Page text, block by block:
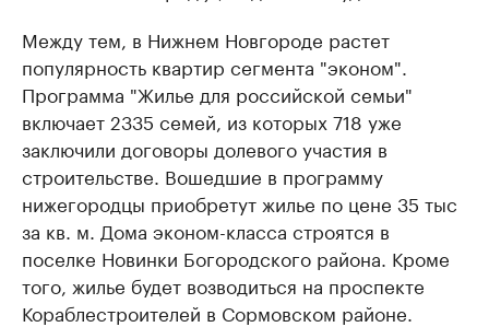
Между тем, в Нижнем Новгороде растет
популярность квартир сегмента "эконом".
Программа "Жилье для российской семьи"
включает 2335 семей, из которых 718 уже
заключили договоры долевого участия в
строительстве. Вошедшие в программу
нижегородцы приобретут жилье по цене 35 тыс
за кв. м. Дома эконом-класса строятся в
поселке Новинки Богородского района. Кроме
того, жилье будет возводиться на проспекте
Кораблестроителей в Сормовском районе.